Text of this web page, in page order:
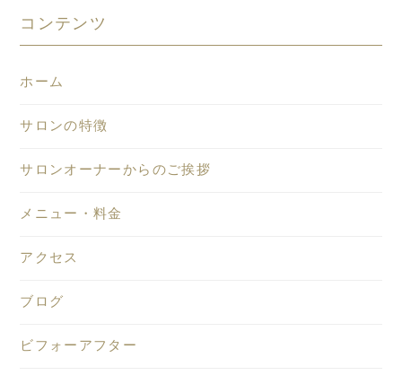
コンテンツ
ホーム
サロンの特徴
サロンオーナーからのご挨拶
メニュー・料金
アクセス
ブログ
ビフォーアフター